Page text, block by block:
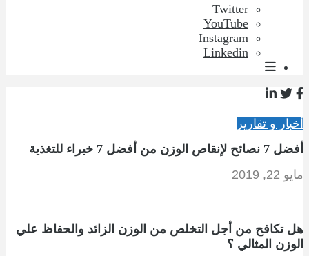
Twitter
YouTube
Instagram
Linkedin
أخبار و تقارير
أفضل 7 نصائح لإنقاص الوزن من أفضل 7 خبراء للتغذية
مايو 22, 2019
هل تكافح من أجل التخلص من الوزن الزائد والحفاظ علي
الوزن المثالي ؟